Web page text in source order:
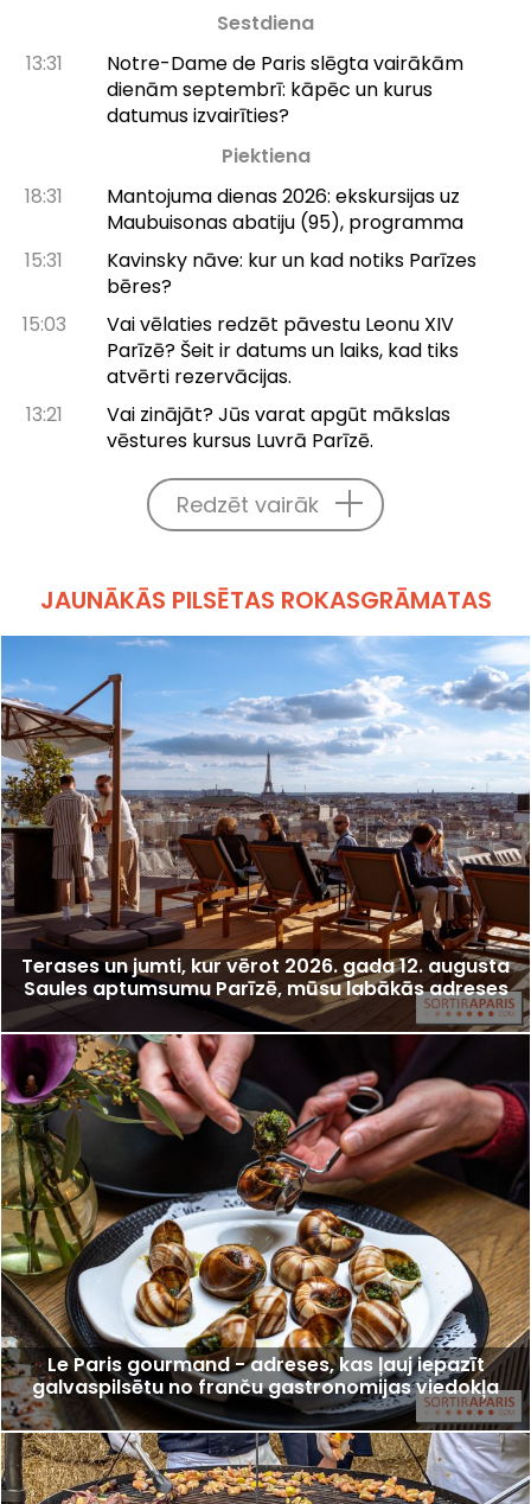
Sestdiena
13:31
Notre-Dame de Paris slēgta vairākām
dienām septembrī: kāpēc un kurus
datumus izvairīties?
Piektiena
18:31
Mantojuma dienas 2026: ekskursijas uz
Maubuisonas abatiju (95), programma
15:31
Kavinsky nāve: kur un kad notiks Parīzes
bēres?
15:03
Vai vēlaties redzēt pāvestu Leonu XIV
Parīzē? Šeit ir datums un laiks, kad tiks
atvērti rezervācijas.
13:21
Vai zinājāt? Jūs varat apgūt mākslas
vēstures kursus Luvrā Parīzē.
Redzēt vairāk
JAUNĀKĀS PILSĒTAS ROKASGRĀMATAS
Terases un jumti, kur vērot 2026. gada 12. augusta
Saules aptumsumu Parīzē, mūsu labākās adreses
Le Paris gourmand - adreses, kas ļauj iepazīt
galvaspilsētu no franču gastronomijas viedokļa